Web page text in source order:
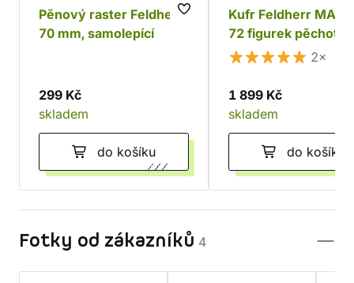
Pěnový raster Feldherr,
70 mm, samolepící
299 Kč
skladem
do košíku
Kufr Feldherr MAXI
72 figurek pěchoty
tanky a monstra
2×
1 899 Kč
skladem
do košíku
Fotky od zákazníků 4